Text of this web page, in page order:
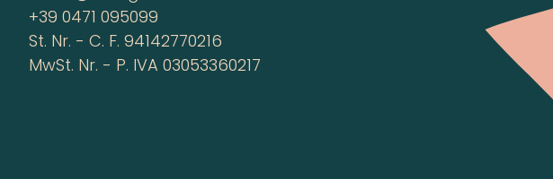
+39 0471 095099
St. Nr. - C. F. 94142770216
MwSt. Nr. - P. IVA 03053360217